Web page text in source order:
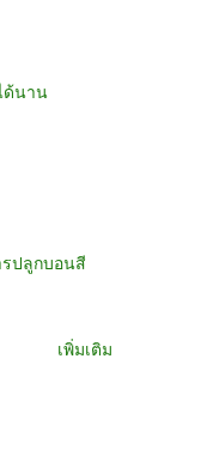
ด้นาน
ปลูกบอนสี
เพิ่มเติม